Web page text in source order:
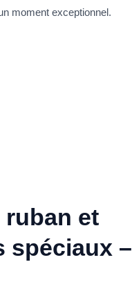
moment exceptionnel.
ruban et
spéciaux –